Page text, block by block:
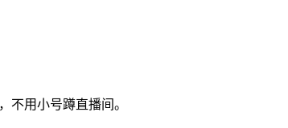
不用小号蹲直播间。